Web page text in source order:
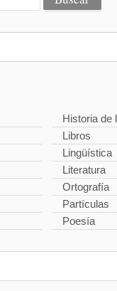
Historia de
Libros
Lingüística
Literatura
Ortografía
Partículas
Poesía